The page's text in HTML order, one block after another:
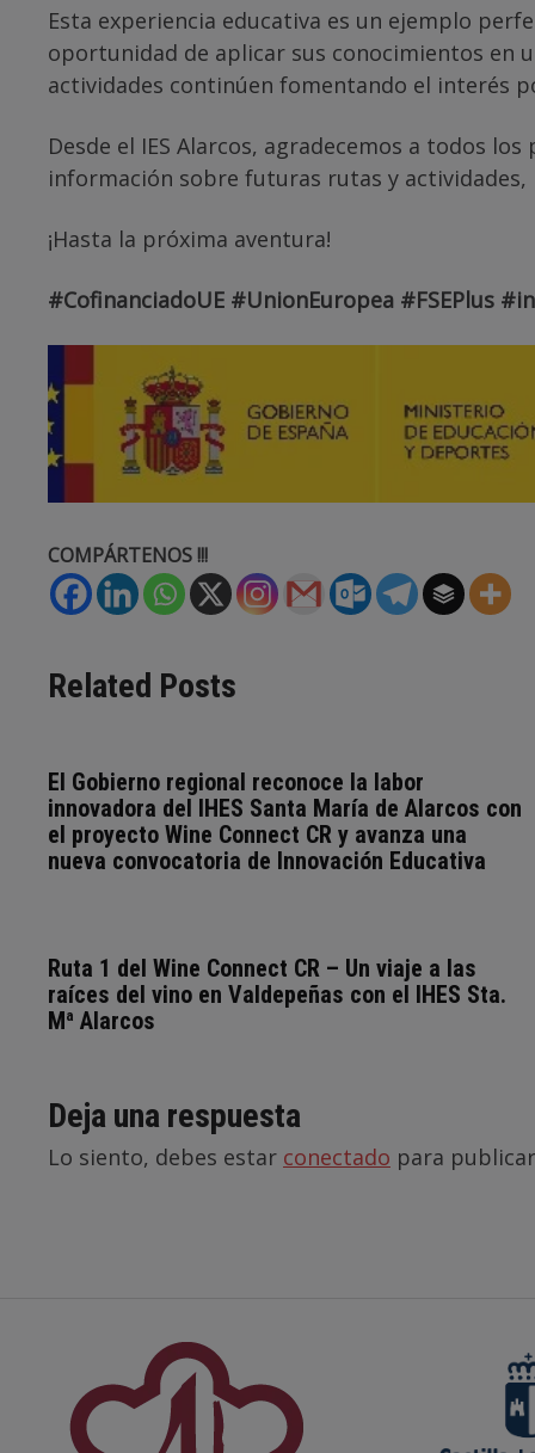
Esta experiencia educativa es un ejemplo
oportunidad de aplicar sus conocimientos en
actividades continúen fomentando el interés
Desde el IES Alarcos, agradecemos a todos
información sobre futuras rutas y
¡Hasta la próxima aventura!
#CofinanciadoUE #UnionEuropea #FSEPlus
COMPÁRTENOS !!!
Related Posts
El Gobierno regional reconoce la labor
innovadora del IHES Santa María de Alarcos con
el proyecto Wine Connect CR y avanza una
nueva convocatoria de Innovación Educativa
Ruta 1 del Wine Connect CR – Un viaje a las
raíces del vino en Valdepeñas con el IHES Sta.
Mª Alarcos
Deja una respuesta
Lo siento, debes estar conectado para